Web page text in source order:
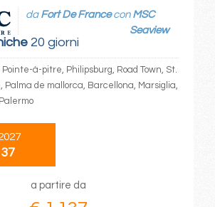
20 giorni
da Fort De Francecon MSC
Seaview
à-pitre, Philipsburg, Road Town, St.
Palma de mallorca, Barcellona, Marsiglia,
a partire da